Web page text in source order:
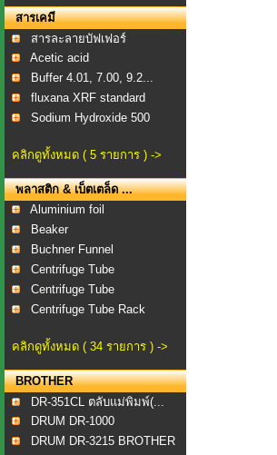
สารเคมี
สารละลายบัฟเฟอร์
Acetic acid
Buffer 4.01, 7.00, 9.2...
fluxana XRF standard
Sodium Hydroxide 500
คลิกดูทั้งหมด ( 5 รายการ ) ->
พลาสติก & เบ็ตเตล็ด ...
Aluminium foil
Beaker
Buchner Funnel
Centrifuge Tube
Centrifuge Tube
Centrifuge Tube Rack
คลิกดูทั้งหมด ( 34 รายการ ) ->
BROTHER
DR-351CL ตลับแม่พิมพ์(...
DRUM DR-1000
DRUM DR-3215 BROTHER